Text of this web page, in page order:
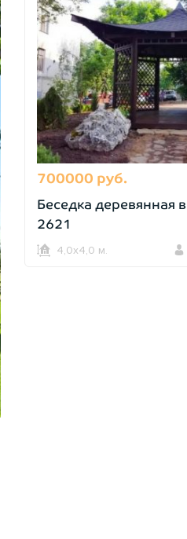
700000 руб.
Беседка деревянная
2621
4,0х4,0 м.